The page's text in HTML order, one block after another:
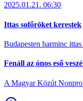
2025.01.21. 06:30
Ittas sofőröket kerestek
Budapesten harminc
Fenáll az ónos eső
A Magyar Közút